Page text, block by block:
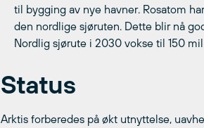
til bygging av nye havner. Rosatom
den nordlige sjøruten. Dette blir nå
Nordlig sjørute i 2030 vokse til 150
Status
Arktis forberedes på økt utnyttelse,